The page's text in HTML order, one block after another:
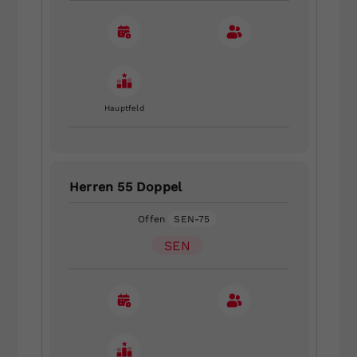
Hauptfeld
Herren 55 Doppel
Offen SEN-75
SEN